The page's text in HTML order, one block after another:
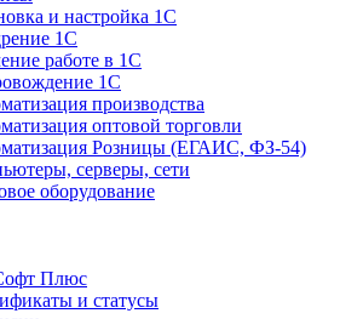
и настройка 1С
1С
работе в 1С
1С
производства
оптовой торговли
Розницы (ЕГАИС, ФЗ-54)
серверы, сети
оборудование
Плюс
и статусы